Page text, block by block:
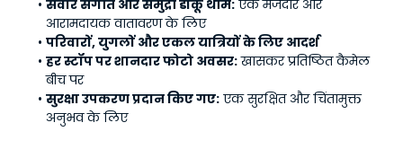
सवार संगीत और समुद्री डाकू थीम: एक मजेदार और
आरामदायक वातावरण के लिए
परिवारों, युगलों और एकल यात्रियों के लिए आदर्श
हर स्टॉप पर शानदार फोटो अवसर: खासकर प्रतिष्ठित कैमेल
बीच पर
सुरक्षा उपकरण प्रदान किए गए: एक सुरक्षित और चिंतामुक्त
अनुभव के लिए